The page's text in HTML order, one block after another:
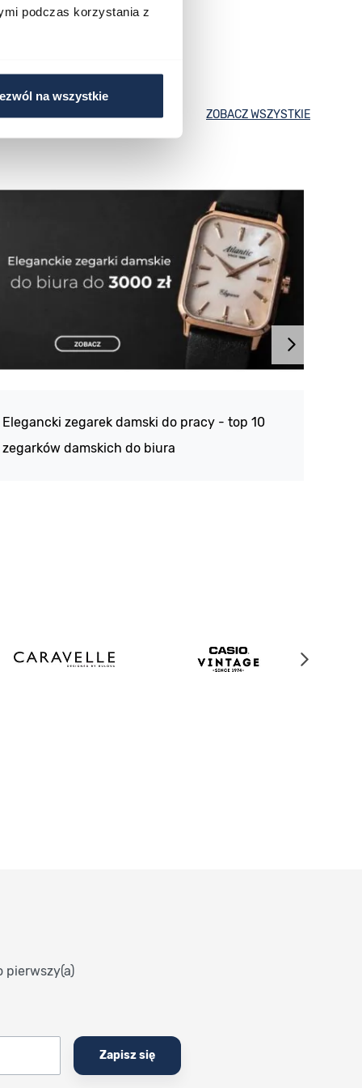
podczas korzystania z
na wszystkie
ZOBACZ WSZYSTKIE
Elegancki zegarek damski do pracy - top 10
zegarków damskich do biura
pierwszy(a)
Zapisz się